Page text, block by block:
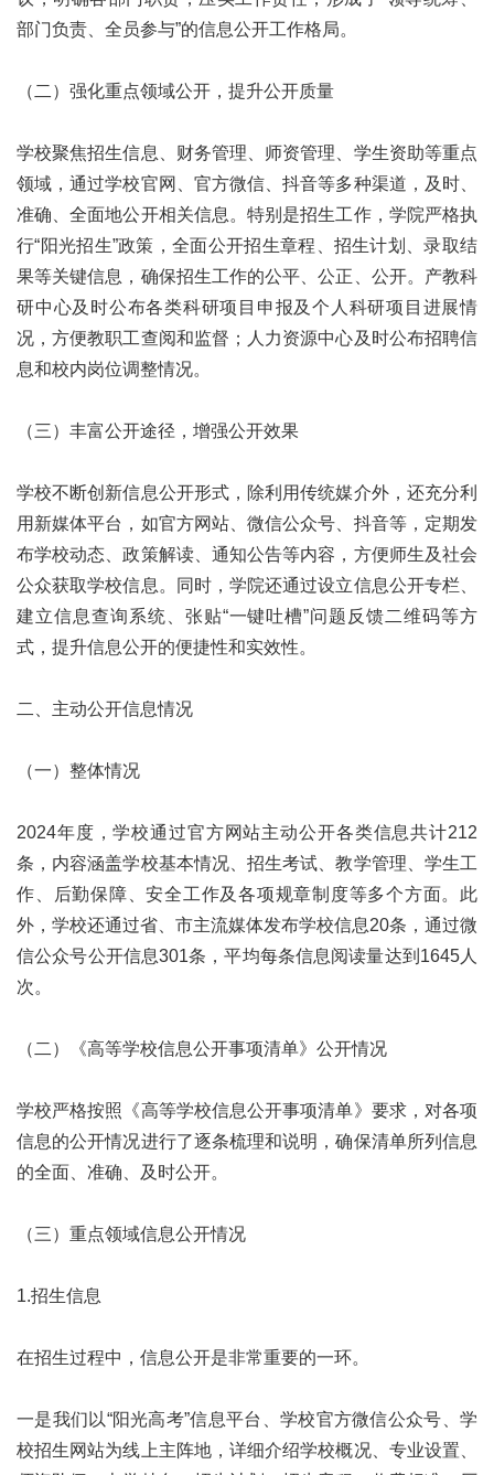
部门负责、全员参与”的信息公开工作格局。
（二）强化重点领域公开，提升公开质量
学校聚焦招生信息、财务管理、师资管理、学生资助等重点
领域，通过学校官网、官方微信、抖音等多种渠道，及时、
准确、全面地公开相关信息。特别是招生工作，学院严格执
行“阳光招生”政策，全面公开招生章程、招生计划、录取结
果等关键信息，确保招生工作的公平、公正、公开。产教科
研中心及时公布各类科研项目申报及个人科研项目进展情
况，方便教职工查阅和监督；人力资源中心及时公布招聘信
息和校内岗位调整情况。
（三）丰富公开途径，增强公开效果
学校不断创新信息公开形式，除利用传统媒介外，还充分利
用新媒体平台，如官方网站、微信公众号、抖音等，定期发
布学校动态、政策解读、通知公告等内容，方便师生及社会
公众获取学校信息。同时，学院还通过设立信息公开专栏、
建立信息查询系统、张贴“一键吐槽”问题反馈二维码等方
式，提升信息公开的便捷性和实效性。
二、主动公开信息情况
（一）整体情况
2024年度，学校通过官方网站主动公开各类信息共计212
条，内容涵盖学校基本情况、招生考试、教学管理、学生工
作、后勤保障、安全工作及各项规章制度等多个方面。此
外，学校还通过省、市主流媒体发布学校信息20条，通过微
信公众号公开信息301条，平均每条信息阅读量达到1645人
次。
（二）《高等学校信息公开事项清单》公开情况
学校严格按照《高等学校信息公开事项清单》要求，对各项
信息的公开情况进行了逐条梳理和说明，确保清单所列信息
的全面、准确、及时公开。
（三）重点领域信息公开情况
1.招生信息
在招生过程中，信息公开是非常重要的一环。
一是我们以“阳光高考”信息平台、学校官方微信公众号、学
校招生网站为线上主阵地，详细介绍学校概况、专业设置、